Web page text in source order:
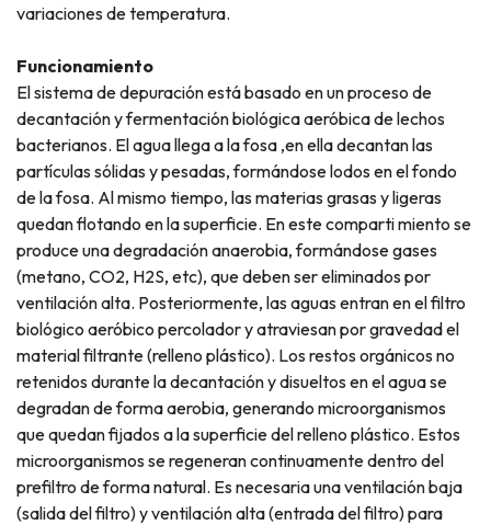
variaciones de temperatura.
Funcionamiento
El sistema de depuración está basado en un proceso de
decantación y fermentación biológica aeróbica de lechos
bacterianos. El agua llega a la fosa ,en ella decantan las
partículas sólidas y pesadas, formándose lodos en el fondo
de la fosa. Al mismo tiempo, las materias grasas y ligeras
quedan flotando en la superficie. En este comparti miento se
produce una degradación anaerobia, formándose gases
(metano, CO2, H2S, etc), que deben ser eliminados por
ventilación alta. Posteriormente, las aguas entran en el filtro
biológico aeróbico percolador y atraviesan por gravedad el
material filtrante (relleno plástico). Los restos orgánicos no
retenidos durante la decantación y disueltos en el agua se
degradan de forma aerobia, generando microorganismos
que quedan fijados a la superficie del relleno plástico. Estos
microorganismos se regeneran continuamente dentro del
prefiltro de forma natural. Es necesaria una ventilación baja
(salida del filtro) y ventilación alta (entrada del filtro) para